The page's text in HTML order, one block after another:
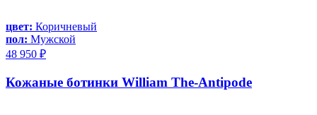
цвет: Коричневый
пол: Мужской
48 950 ₽
Кожаные ботинки William The-Antipode